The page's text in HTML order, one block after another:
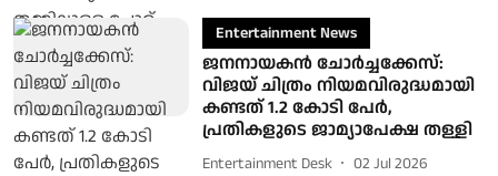
Entertainment News
ജനനായകന്‍ ചോര്‍ച്ചക്കേസ്:
വിജയ് ചിത്രം നിയമവിരുദ്ധമായി
കണ്ടത് 1.2 കോടി പേര്‍,
പ്രതികളുടെ ജാമ്യാപേക്ഷ തള്ളി
Entertainment Desk
02 Jul 2026